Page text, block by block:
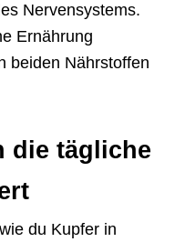
Nervensystems.
Ernährung
beiden Nährstoffen
die tägliche
du Kupfer in